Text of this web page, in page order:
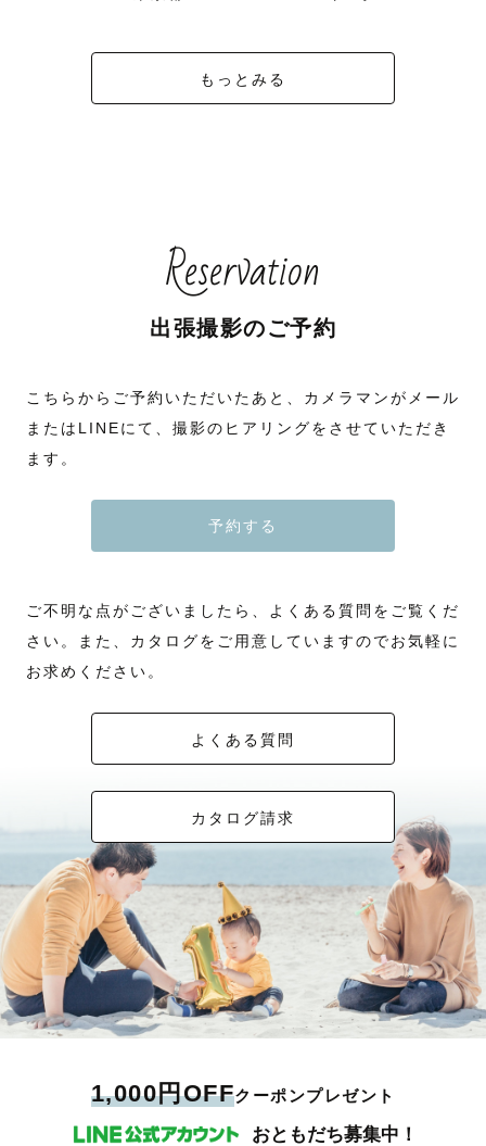
もっとみる
Reservation
出張撮影のご予約
こちらからご予約いただいたあと、カメラマンがメール
またはLINEにて、撮影のヒアリングをさせていただき
ます。
予約する
ご不明な点がございましたら、よくある質問をご覧くだ
さい。また、カタログをご用意していますのでお気軽に
お求めください。
よくある質問
カタログ請求
1,000円OFFクーポンプレゼント
おともだち募集中！